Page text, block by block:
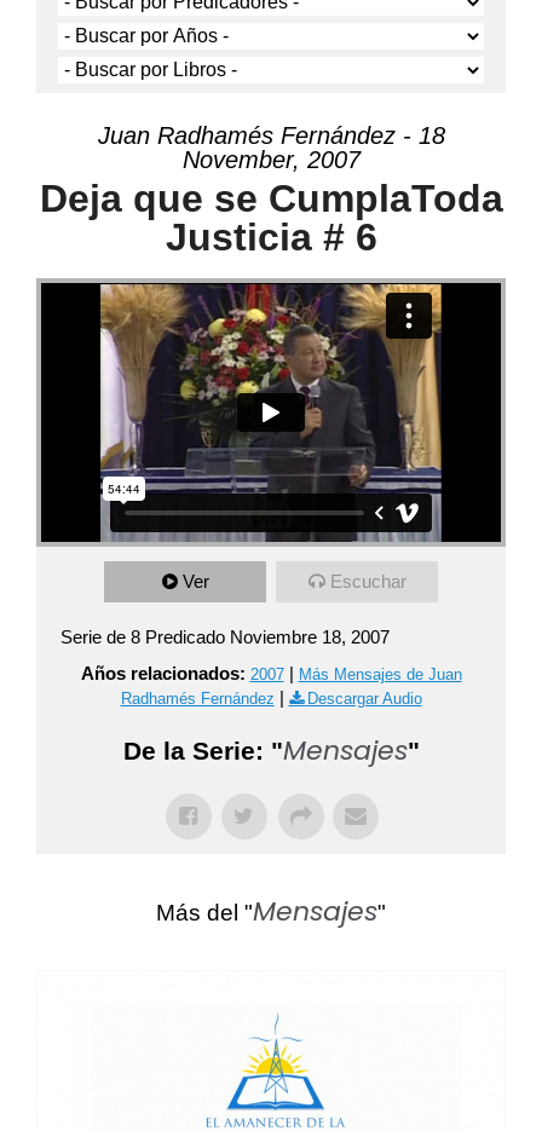
Juan Radhamés Fernández - 18
November, 2007
Deja que se CumplaToda
Justicia # 6
Ver Escuchar
Serie de 8 Predicado Noviembre 18, 2007
Años relacionados: 2007| Más Mensajes de Juan
Radhamés Fernández | Descargar Audio
De la Serie: "Mensajes"
Más del "Mensajes"